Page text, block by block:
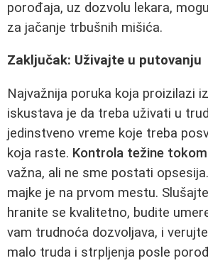
porođaja, uz dozvolu lekara,
za jačanje trbušnih mišića.
Zaključak: Uživajte u putovanju
Najvažnija poruka koja proizilazi
iskustava je da treba uživati u
jedinstveno vreme koje treba
koja raste. Kontrola težine
važna, ali ne sme postati
majke je na prvom mestu.
hranite se kvalitetno, budite
vam trudnoća dozvoljava, i
malo truda i strpljenja posle